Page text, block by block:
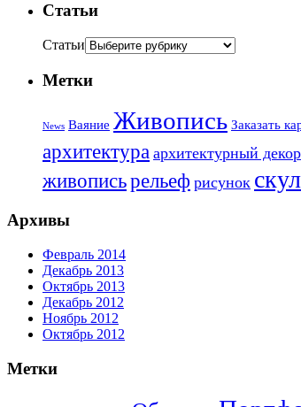
Статьи
Статьи
Метки
News Ваяние Живопись Заказать
архитектура архитектурный декор
живописьрельеф рисунок
Архивы
Февраль 2014
Декабрь 2013
Октябрь 2013
Декабрь 2012
Ноябрь 2012
Октябрь 2012
Метки